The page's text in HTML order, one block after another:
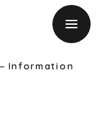
Information